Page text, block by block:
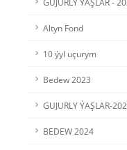
GUJURLY ÝAŞLAR -
Altyn Fond
10 ýyl uçurym
Bedew 2023
GUJURLY ÝAŞLAR-
BEDEW 2024